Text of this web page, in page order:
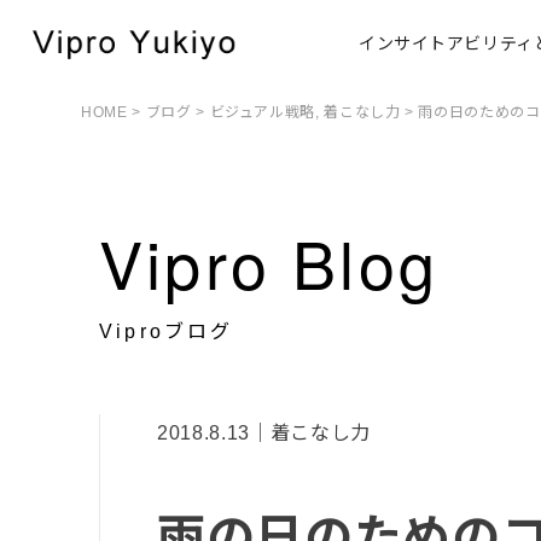
インサイトアビリティ
HOME > ブログ > ビジュアル戦略 ,着こなし力 > 雨の日のための
Vipro Blog
Viproブログ
2018.8.13｜着こなし力